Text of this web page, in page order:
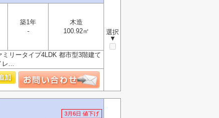
選択
▼
築1年
-
木造
100.92㎡
リータイプ4LDK 都市型3階建て
...
3月6日 値下げ